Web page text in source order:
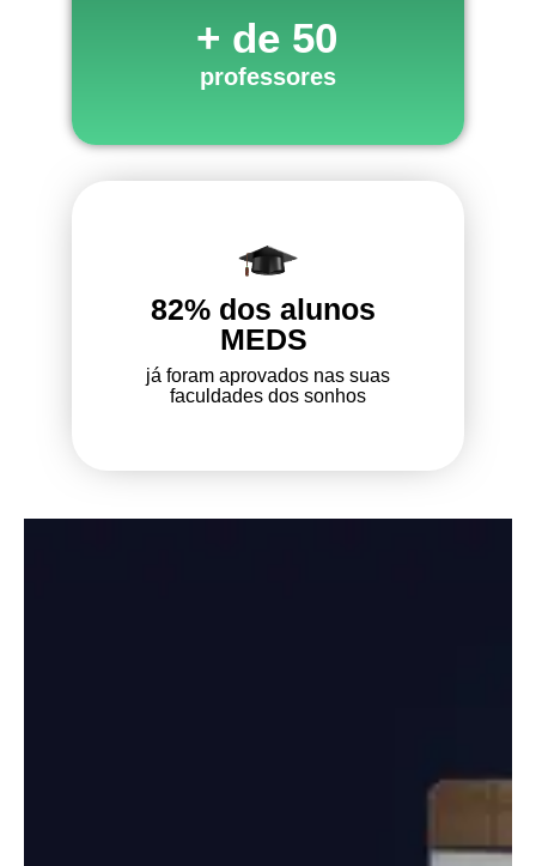
+ de 50
professores
82% dos alunos
MEDS
já foram aprovados nas suas
faculdades dos sonhos